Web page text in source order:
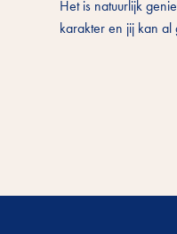
Het is natuurlijk
karakter en jij kan al